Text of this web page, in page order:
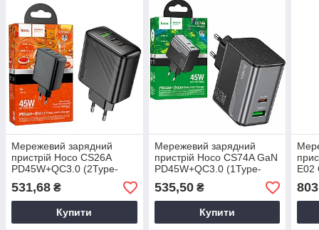
Мережевий зарядний
пристрій Hoco CS26A
PD45W+QC3.0 (2Type-
C/1USB) чорний, зарядний
пристрій для телефону
531,68 ₴
Купити
Мережевий зарядний
пристрій Hoco CS74A GaN
PD45W+QC3.0 (1Type-
C/1USB/18W) сіро-чорний
535,50₴
Купити
E02
C/